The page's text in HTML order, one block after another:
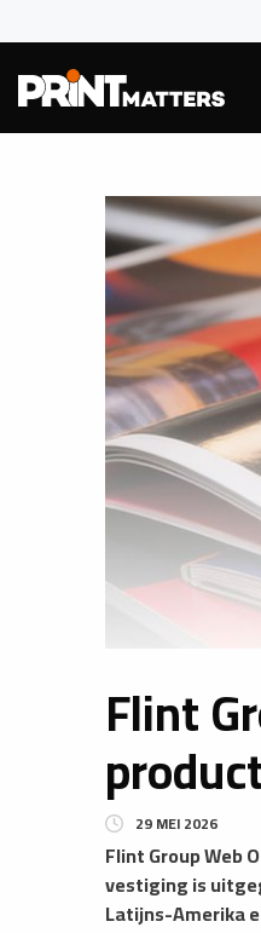
Flint
29 MEI 2026
​Flint Group
vestiging is
Latijns-Amerika